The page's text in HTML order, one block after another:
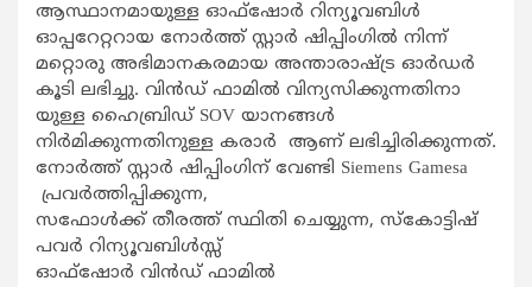
ആസ്ഥാനമായുള്ള ഓഫ്‌ഷോർ റിന്യൂവബിൾ
ഓപ്പറേറ്ററായ നോർത്ത് സ്റ്റാർ ഷിപ്പിംഗിൽ നിന്ന്
മറ്റൊരു അഭിമാനകരമായ അന്താരാഷ്ട്ര ഓർഡർ
കൂടി ലഭിച്ചു. വിൻഡ്‌ ഫാമിൽ വിന്യസിക്കുന്നതിനാ
യുള്ള ഹൈബ്രിഡ് SOV യാനങ്ങൾ
നിർമിക്കുന്നതിനുള്ള കരാർ ആണ് ലഭിച്ചിരിക്കുന്നത്.
നോർത്ത് സ്റ്റാർ ഷിപ്പിംഗിന് വേണ്ടി Siemens Gamesa
പ്രവർത്തിപ്പിക്കുന്ന,
സഫോൾക്ക് തീരത്ത് സ്ഥിതി ചെയ്യുന്ന, സ്കോട്ടിഷ്
പവർ റിന്യൂവബിൾസ്സ്
ഓഫ്‌ഷോർ വിൻഡ്‌ ഫാമിൽ